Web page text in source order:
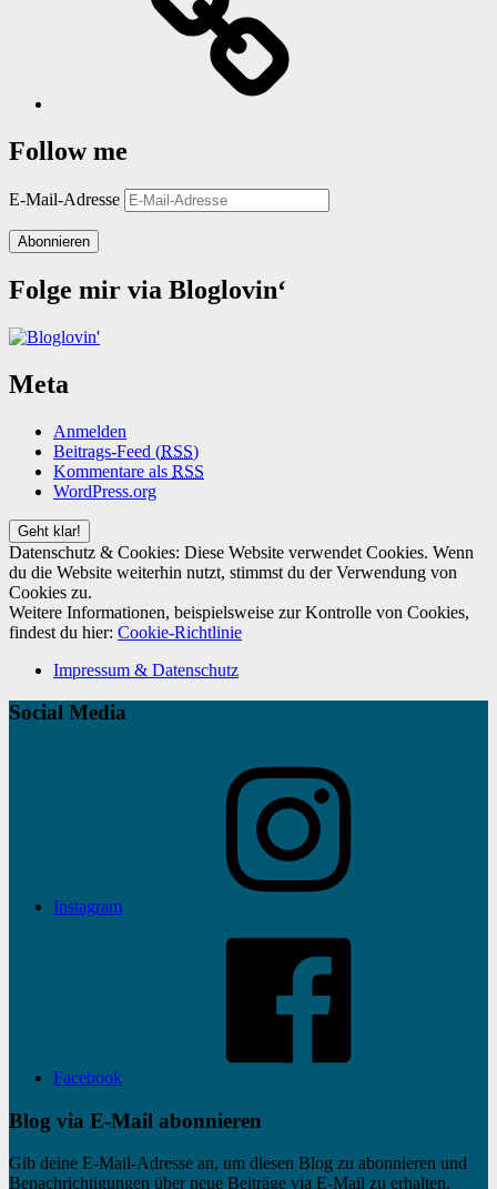
Follow me
E-Mail-Adresse
Abonnieren
Folge mir via Bloglovin‘
Meta
Anmelden
Beitrags-Feed (RSS)
Kommentare als RSS
WordPress.org
Datenschutz & Cookies: Diese Website verwendet Cookies. Wenn
du die Website weiterhin nutzt, stimmst du der Verwendung von
Cookies zu.
Weitere Informationen, beispielsweise zur Kontrolle von Cookies,
findest du hier: Cookie-Richtlinie
Impressum & Datenschutz
Social Media
Instagram
Facebook
Blog via E-Mail abonnieren
Gib deine E-Mail-Adresse an, um diesen Blog zu abonnieren und
Benachrichtigungen über neue Beiträge via E-Mail zu erhalten.